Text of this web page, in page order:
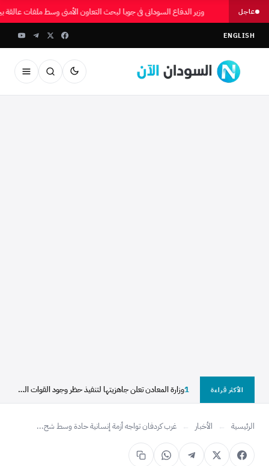
عاجل وزير الدفاع السوداني في جوبا لبحث التعاون الأمني وسط ملفات عالقة
ENGLISH
الأكثر قراءة 1 وزارة المعادن تعلن جاهزيتها لتنفيذ حظر وجود القوات النظامية...
الرئيسية ← الأخبار ← غرب كردفان تواجه أزمة إنسانية حادة وسط شح...